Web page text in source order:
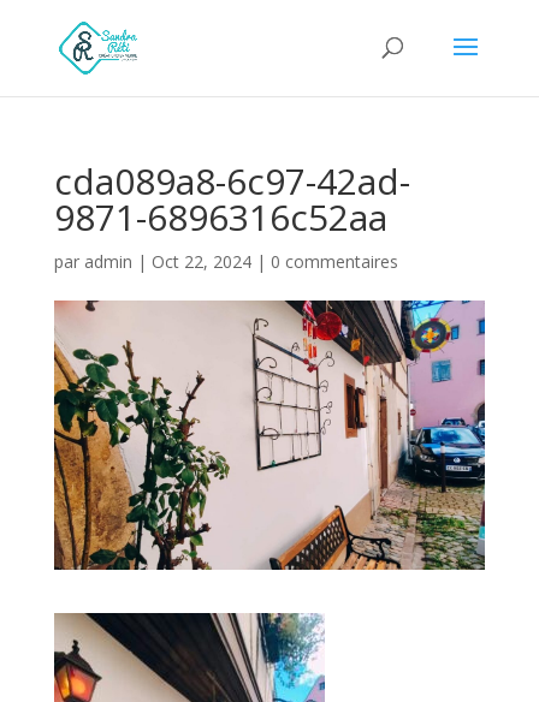
cda089a8-6c97-42ad-
9871-6896316c52aa
par admin | Oct 22, 2024| 0 commentaires